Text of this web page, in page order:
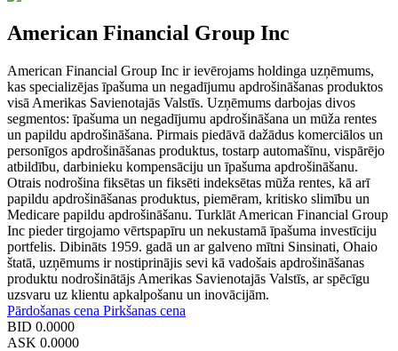
American Financial Group Inc
American Financial Group Inc ir ievērojams holdinga uzņēmums,
kas specializējas īpašuma un negadījumu apdrošināšanas produktos
visā Amerikas Savienotajās Valstīs. Uzņēmums darbojas divos
segmentos: īpašuma un negadījumu apdrošināšana un mūža rentes
un papildu apdrošināšana. Pirmais piedāvā dažādus komerciālos un
personīgos apdrošināšanas produktus, tostarp automašīnu, vispārējo
atbildību, darbinieku kompensāciju un īpašuma apdrošināšanu.
Otrais nodrošina fiksētas un fiksēti indeksētas mūža rentes, kā arī
papildu apdrošināšanas produktus, piemēram, kritisko slimību un
Medicare papildu apdrošināšanu. Turklāt American Financial Group
Inc pieder tirgojamo vērtspapīru un nekustamā īpašuma investīciju
portfelis. Dibināts 1959. gadā un ar galveno mītni Sinsinati, Ohaio
štatā, uzņēmums ir nostiprinājis sevi kā vadošais apdrošināšanas
produktu nodrošinātājs Amerikas Savienotajās Valstīs, ar spēcīgu
uzsvaru uz klientu apkalpošanu un inovācijām.
Pārdošanas cena Pirkšanas cena
BID 0.0000
ASK 0.0000